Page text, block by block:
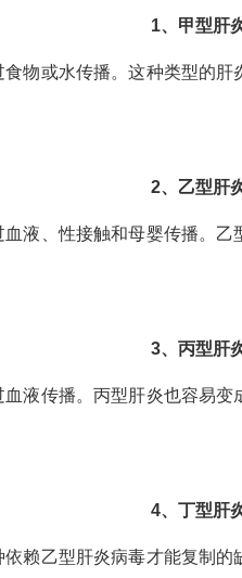
1、甲型肝
物或水传播。这种类型的
2、乙型肝
液、性接触和母婴传播。
3、丙型肝
液传播。丙型肝炎也容易
4、丁型肝
赖乙型肝炎病毒才能复制